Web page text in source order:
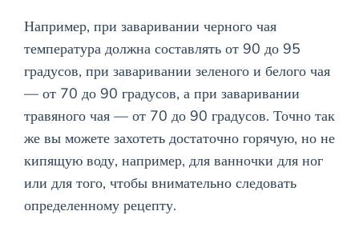
Например, при заваривании черного чая
температура должна составлять от 90 до 95
градусов, при заваривании зеленого и белого чая
— от 70 до 90 градусов, а при заваривании
травяного чая — от 70 до 90 градусов. Точно так
же вы можете захотеть достаточно горячую, но не
кипящую воду, например, для ванночки для ног
или для того, чтобы внимательно следовать
определенному рецепту.